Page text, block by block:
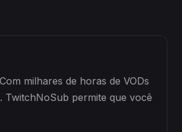
milhares de horas de VODs
TwitchNoSub permite que você